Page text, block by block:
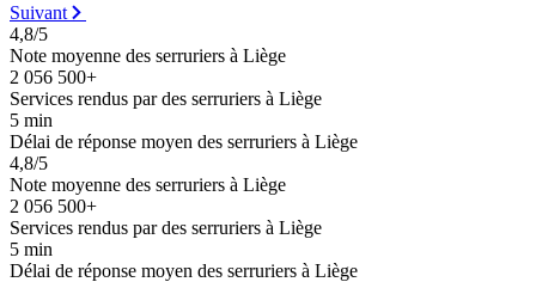
Suivant
4,8/5
Note moyenne des serruriers à Liège
2 056 500+
Services rendus par des serruriers à Liège
5 min
Délai de réponse moyen des serruriers à Liège
4,8/5
Note moyenne des serruriers à Liège
2 056 500+
Services rendus par des serruriers à Liège
5 min
Délai de réponse moyen des serruriers à Liège